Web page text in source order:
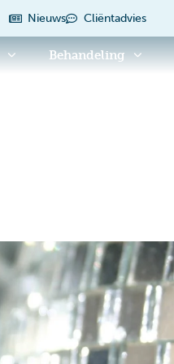
Nieuws Cliëntadvies
Behandeling